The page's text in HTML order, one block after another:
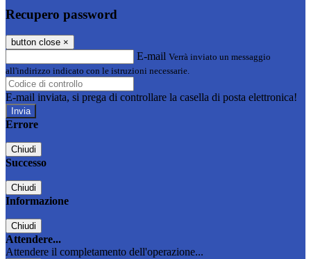
Recupero password
button close ×
E-mail Verrà inviato un messaggio
all'indirizzo indicato con le istruzioni necessarie.
E-mail inviata, si prega di controllare la casella di posta elettronica!
Errore
Chiudi
Successo
Chiudi
Informazione
Chiudi
Attendere...
Attendere il completamento dell'operazione...